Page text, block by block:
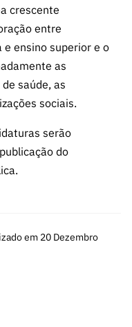
“Ciência +
Digital” e
“Ciência +
Capacitaç
ão”
crescente
entre
ensino superior e o
as
saúde, as
sociais.
serão
do
em 20 Dezembro